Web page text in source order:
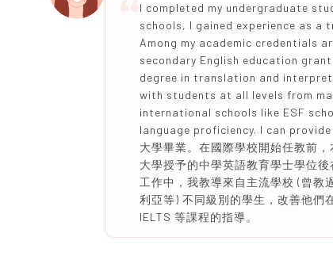
I completed my undergraduate
schools, I gained experience as
Among my academic credentials
secondary English education
degree in translation and
with students at all levels from
international schools like ESF
language proficiency. I can
大學畢業。在國際學校開始任教前
大學授予的中學英語教育學士學位
工作中，我教導來自主流學校 (曾教
利亞等) 不同級別的學生，改善他們
IELTS 等課程的指導。